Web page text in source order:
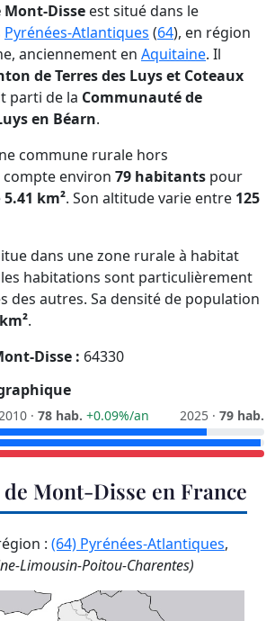
Mont-Disse est situé dans le
Pyrénées-Atlantiques (64), en région
anciennement en Aquitaine. Il
de Terres des Luys et Coteaux
parti de la Communauté de
en Béarn.
commune rurale hors
environ 79 habitants pour
5.41 km². Son altitude varie entre 125
dans une zone rurale à habitat
habitations sont particulièrement
des autres. Sa densité de population
.
Disse : 64330
· 78 hab. +0.09%/an 2025 · 79 hab.
Mont-Disse en France
: (64) Pyrénées-Atlantiques,
Limousin-Poitou-Charentes)